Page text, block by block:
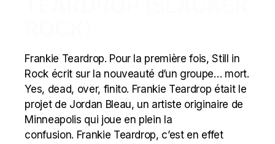
Frankie Teardrop. Pour la première fois, Still in
Rock écrit sur la nouveauté d’un groupe… mort.
Yes, dead, over, finito. Frankie Teardrop était le
projet de Jordan Bleau, un artiste originaire de
Minneapolis qui joue en plein la
confusion. Frankie Teardrop, c’est en effet